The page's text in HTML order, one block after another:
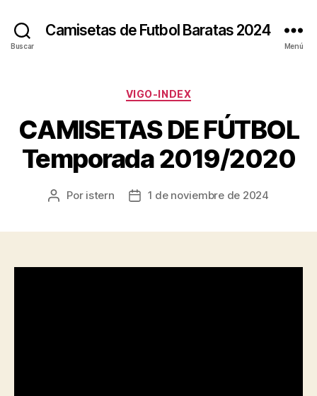
Buscar
Camisetas de Futbol Baratas 2024
Menú
Categorías
VIGO-INDEX
CAMISETAS DE FÚTBOL
Temporada 2019/2020
Autor
Por istern
Fecha1 de noviembre de 2024